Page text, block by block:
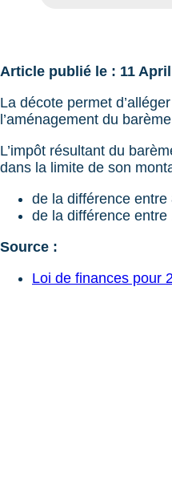
Article publié le : 11
La décote permet
l’aménagement du
L’impôt résultant du
dans la limite de son
de la différence
de la différence
Source :
Loi de finances pour